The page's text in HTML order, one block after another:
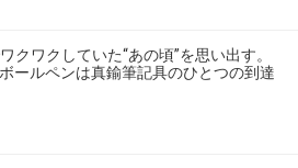
クワクしていた“あの頃”を思い出す。
ールペンは真鍮筆記具のひとつの到達